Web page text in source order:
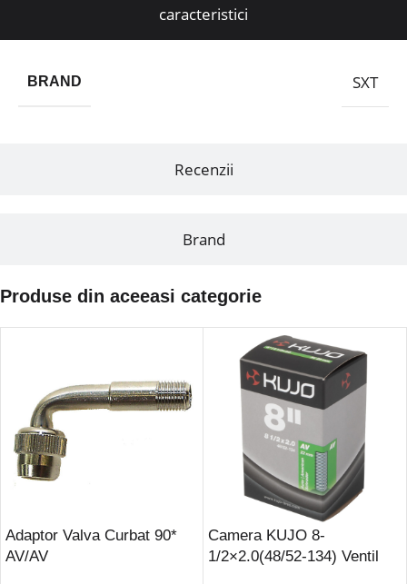
caracteristici
Recenzii
Brand
BRAND SXT
Produse din aceeasi categorie
Adaptor Valva Curbat 90*
AV/AV
Camera KUJO 8-
1/2×2.0(48/52-134) Ventil